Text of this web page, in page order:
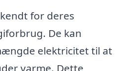
for deres
De kan
elektricitet til at
varme. Dette